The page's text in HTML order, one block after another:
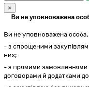
×
Ви не уповноважена
Ви не уповноважена
- з спрощеними
них;
- з прямими замовленнями
договорами й додатками